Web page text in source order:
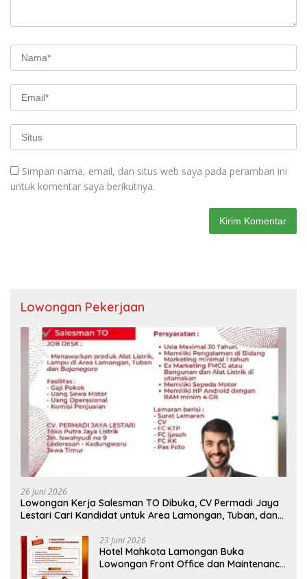
Simpan nama, email, dan situs web saya pada peramban ini
untuk komentar saya berikutnya.
Lowongan Pekerjaan
26 Juni 2026
Lowongan Kerja Salesman TO Dibuka, CV Permadi Jaya
Lestari Cari Kandidat untuk Area Lamongan, Tuban, dan
23 Juni 2026
Hotel Mahkota Lamongan Buka
Lowongan Front Office dan Maintenance